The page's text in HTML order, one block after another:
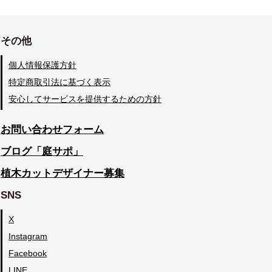
その他
個人情報保護方針
特定商取引法に基づく表示
安心してサービスを提供するための方針
お問い合わせフォーム
ブログ「庭サポ」
植木カットデザイナー募集
SNS
X
Instagram
Facebook